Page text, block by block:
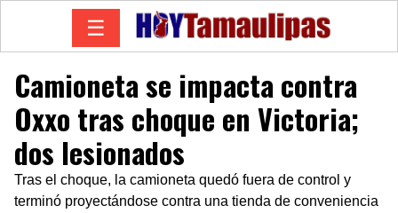
☰
Camioneta se impacta contra
Oxxo tras choque en Victoria;
dos lesionados
Tras el choque, la camioneta quedó fuera de control y
terminó proyectándose contra una tienda de conveniencia